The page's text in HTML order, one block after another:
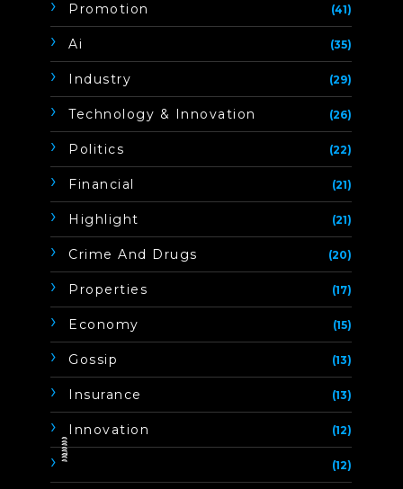
Promotion (41)
Ai (35)
Industry (29)
Technology & Innovation (26)
Politics (22)
Financial (21)
Highlight (21)
Crime And Drugs (20)
Properties (17)
Economy (15)
Gossip (13)
Insurance (13)
Innovation (12)
(12)